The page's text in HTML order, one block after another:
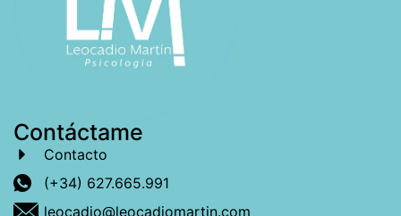
Contáctame
Contacto
(+34) 627.665.991
leocadio@leocadiomartin.com